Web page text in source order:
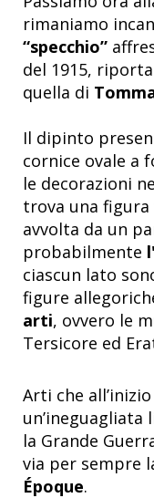
rimaniamo
“specchio”
del 1915,
quella di
Il dipinto
cornice ovale a
le decorazioni
trova una
avvolta da un
probabilmente
ciascun lato
figure
arti, ovvero le
Tersicore ed
Arti che
la Grande
via per sempre
Époque.